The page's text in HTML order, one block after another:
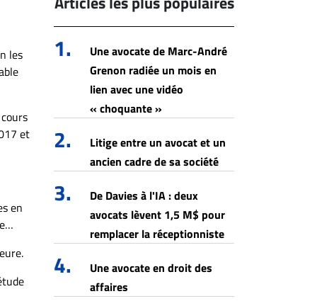
les
et
en
1.
Une avocate de Marc-André
Grenon radiée un mois en
lien avec une vidéo
« choquante »
2.
Litige entre un avocat et un
ancien cadre de sa société
3.
De Davies à l'IA : deux
avocats lèvent 1,5 M$ pour
remplacer la réceptionniste
4.
Une avocate en droit des
affaires